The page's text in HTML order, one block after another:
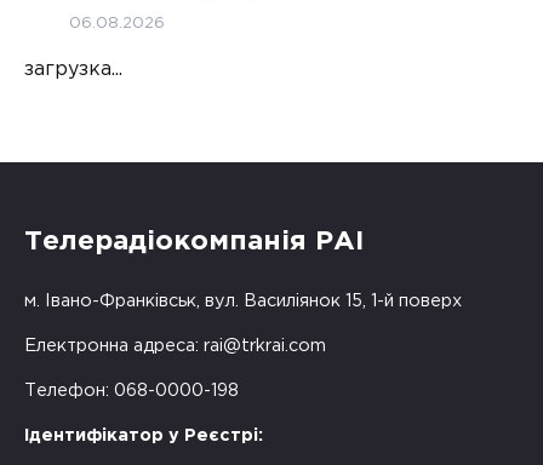
06.08.2026
загрузка...
Телерадіокомпанія РАІ
м. Івано-Франківськ, вул. Василіянок 15, 1-й поверх
Електронна адреса: rai@trkrai.com
Телефон: 068-0000-198
Ідентифікатор у Реєстрі: